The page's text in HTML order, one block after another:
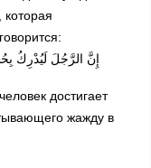
которая
إِنَّ الرَّجُلَ لَيُدْرِكُ
достигает
жажду в